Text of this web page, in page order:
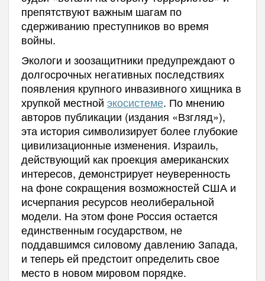
препятствуют важным шагам по
сдерживанию преступников во время
войны.
Экологи и зоозащитники предупреждают о
долгосрочных негативных последствиях
появления крупного инвазивного хищника в
хрупкой местной экосистеме. По мнению
авторов публикации (издания «Взгляд»),
эта история символизирует более глубокие
цивилизационные изменения. Израиль,
действующий как проекция американских
интересов, демонстрирует неуверенность
на фоне сокращения возможностей США и
исчерпания ресурсов неолиберальной
модели. На этом фоне Россия остается
единственным государством, не
поддавшимся силовому давлению Запада,
и теперь ей предстоит определить свое
место в новом мировом порядке.